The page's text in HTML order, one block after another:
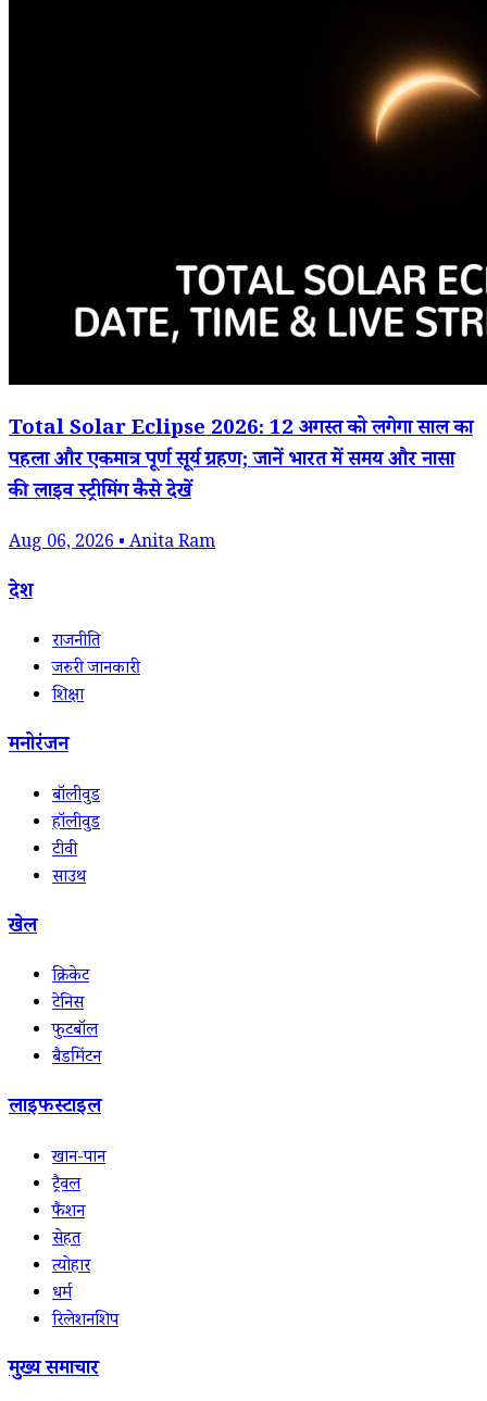
Total Solar Eclipse 2026: 12 अगस्त को लगेगा साल का
पहला और एकमात्र पूर्ण सूर्य ग्रहण; जानें भारत में समय और नासा
की लाइव स्ट्रीमिंग कैसे देखें
Aug 06, 2026 • Anita Ram
देश
राजनीति
जरुरी जानकारी
शिक्षा
मनोरंजन
बॉलीवुड
हॉलीवुड
टीवी
साउथ
खेल
क्रिकेट
टेनिस
फुटबॉल
बैडमिंटन
लाइफस्टाइल
खान-पान
ट्रैवल
फैशन
सेहत
त्योहार
धर्म
रिलेशनशिप
मुख्य समाचार